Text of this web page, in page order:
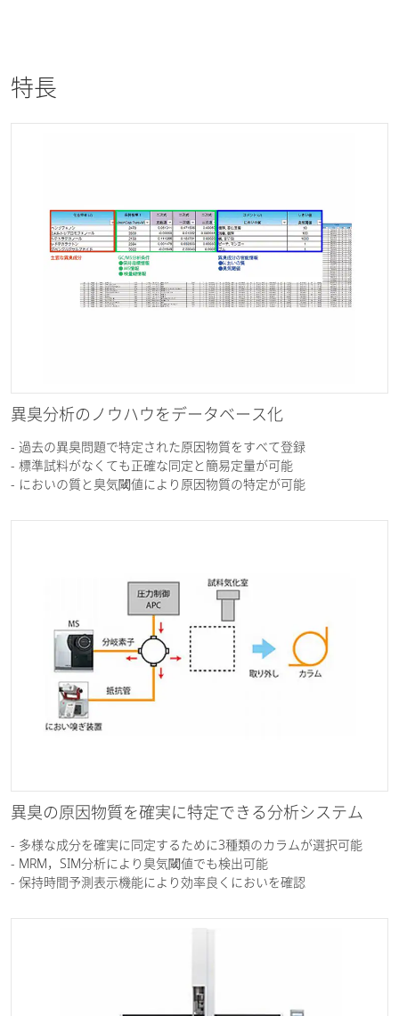
特長
異臭分析のノウハウをデータベース化
- 過去の異臭問題で特定された原因物質をすべて登録
- 標準試料がなくても正確な同定と簡易定量が可能
- においの質と臭気閾値により原因物質の特定が可能
異臭の原因物質を確実に特定できる分析システム
- 多様な成分を確実に同定するために3種類のカラムが選択可能
- MRM，SIM分析により臭気閾値でも検出可能
- 保持時間予測表示機能により効率良くにおいを確認